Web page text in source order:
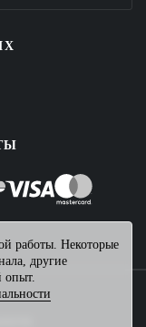
работы. Некоторые
другие
опыт.